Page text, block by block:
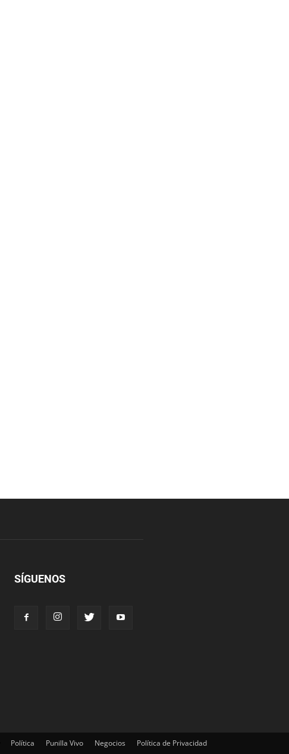
SÍGUENOS
Política Punilla Vivo Negocios Política de Privacidad